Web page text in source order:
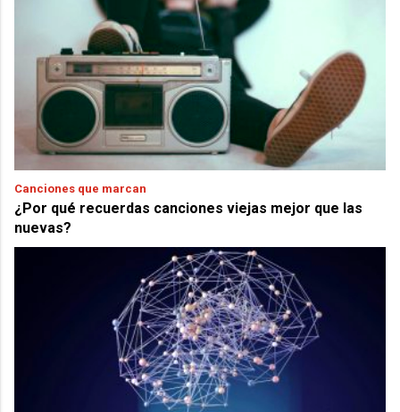
Canciones que marcan
¿Por qué recuerdas canciones viejas mejor que las
nuevas?